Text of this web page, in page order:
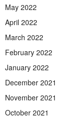
May 2022
April 2022
March 2022
February 2022
January 2022
December 2021
November 2021
October 2021